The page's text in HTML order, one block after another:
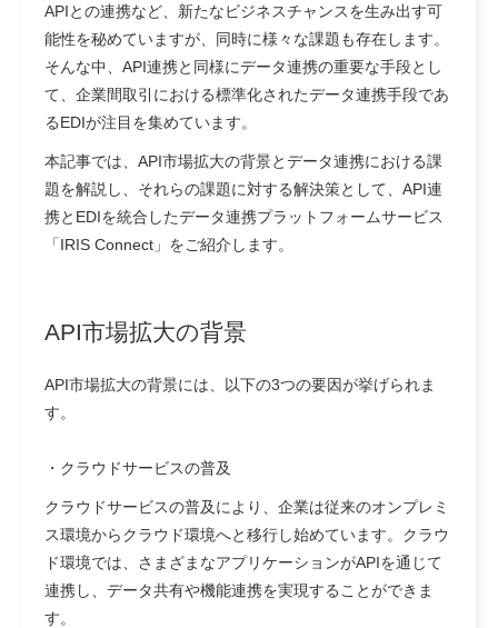
APIとの連携など、新たなビジネスチャンスを生み出す可
能性を秘めていますが、同時に様々な課題も存在します。
そんな中、API連携と同様にデータ連携の重要な手段とし
て、企業間取引における標準化されたデータ連携手段であ
るEDIが注目を集めています。
本記事では、API市場拡大の背景とデータ連携における課
題を解説し、それらの課題に対する解決策として、API連
携とEDIを統合したデータ連携プラットフォームサービス
「IRIS Connect」をご紹介します。
API市場拡大の背景
API市場拡大の背景には、以下の3つの要因が挙げられま
す。
・クラウドサービスの普及
クラウドサービスの普及により、企業は従来のオンプレミ
ス環境からクラウド環境へと移行し始めています。クラウ
ド環境では、さまざまなアプリケーションがAPIを通じて
連携し、データ共有や機能連携を実現することができま
す。